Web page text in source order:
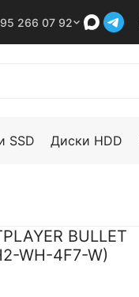
266 07 92
SSD Диски HDD
BULLET
WH-4F7-W)